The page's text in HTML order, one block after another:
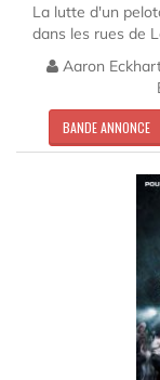
La lutte d'un
dans les rues de
Aaron
BANDE ANNONCE